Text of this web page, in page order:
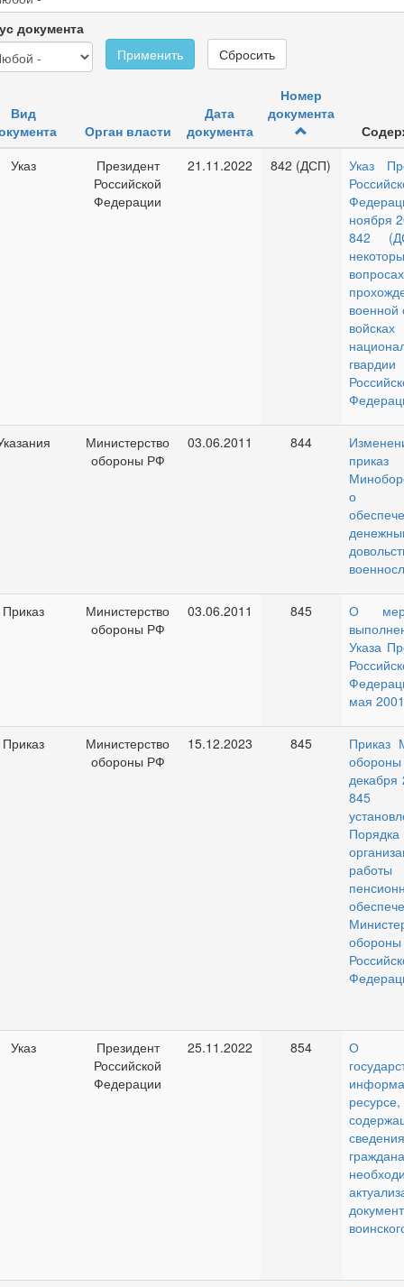
документа
Применить
Сбросить
Вид
Орган власти
Дата
документа
Номер
документа
Указ
Президент
Российской
Федерации
21.11.2022 842 (ДСП)
Указ
ноября
842
вопросах
военной
войсках
гвардии
Министерство
обороны РФ
03.06.2011 844
приказ
о
Приказ
Министерство
обороны РФ
03.06.2011 845
О
Указа
мая 2001
Приказ
Министерство
обороны РФ
15.12.2023 845
Приказ
обороны
декабря
845
Порядка
обороны
Указ
Президент
Российской
Федерации
25.11.2022 854
О
ресурсе,